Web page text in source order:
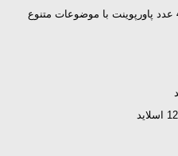
دانلود پاورپوینتهای روانشناسی شامل 42 عدد پاورپوینت با موضوعات متنوع